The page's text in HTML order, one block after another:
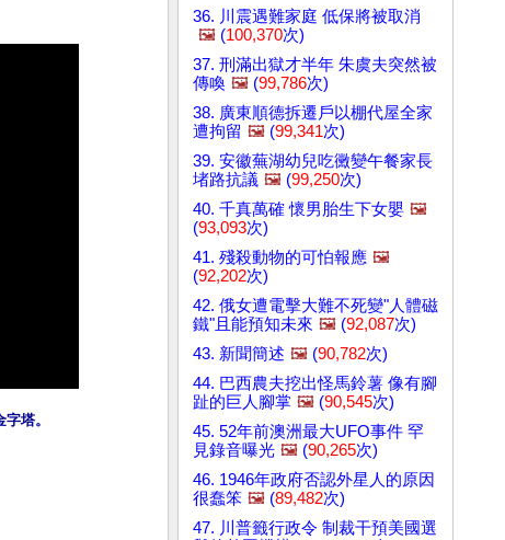
塔。
36. 川震遇難家庭 低保將被取消
🖼️ (100,370次)
37. 刑滿出獄才半年 朱虞夫突然被
傳喚 🖼️ (99,786次)
38. 廣東順德拆遷戶以棚代屋全家
遭拘留 🖼️ (99,341次)
39. 安徽蕪湖幼兒吃黴變午餐家長
堵路抗議 🖼️ (99,250次)
40. 千真萬確 懷男胎生下女嬰 🖼️
(93,093次)
41. 殘殺動物的可怕報應 🖼️
(92,202次)
42. 俄女遭電擊大難不死變"人體磁
鐵"且能預知未來 🖼️ (92,087次)
43. 新聞簡述 🖼️ (90,782次)
44. 巴西農夫挖出怪馬鈴薯 像有腳
趾的巨人腳掌 🖼️ (90,545次)
45. 52年前澳洲最大UFO事件 罕
見錄音曝光 🖼️ (90,265次)
46. 1946年政府否認外星人的原因
很蠢笨 🖼️ (89,482次)
47. 川普籤行政令 制裁干預美國選